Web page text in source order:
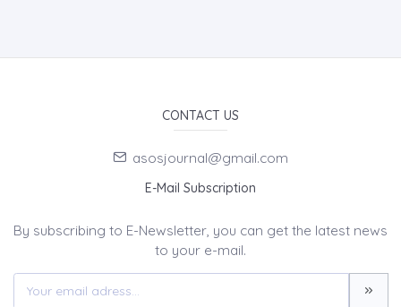
CONTACT US
asosjournal@gmail.com
E-Mail Subscription
By subscribing to E-Newsletter, you can get the latest news
to your e-mail.